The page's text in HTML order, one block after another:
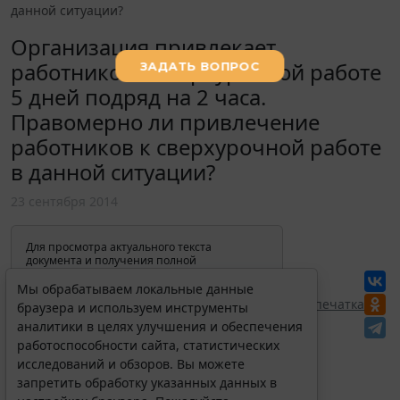
данной ситуации?
Организация привлекает
работников к сверхурочной работе
5 дней подряд на 2 часа.
Правомерно ли привлечение
работников к сверхурочной работе
в данной ситуации?
Для просмотра актуального текста
документа и получения полной
изменениях и порядке применения
документа, воспользуйтесь поиском в
Интернет-версии системы ГАРАНТ:
Перепечатка
Мы обрабатываем локальные данные
браузера и используем инструменты
аналитики в целях улучшения и обеспечения
работоспособности сайта, статистических
исследований и обзоров. Вы можете
запретить обработку указанных данных в